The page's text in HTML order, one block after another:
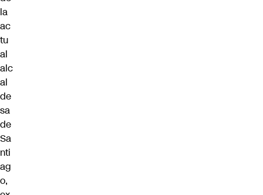
la
ac
tu
al
alc
al
de
sa
de
Sa
nti
ag
o,